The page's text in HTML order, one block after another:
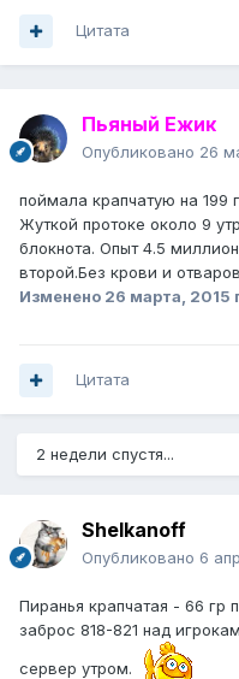
Цитата
Пьяный Ежик
Опубликовано 26
поймала крапчатую на 199
Жуткой протоке около 9
блокнота. Опыт 4.5
второй.Без крови и
Изменено 26 марта, 2015
Цитата
2 недели спустя...
Shelkanoff
Опубликовано 6
Пиранья крапчатая - 66
заброс 818-821 над
сервер утром.